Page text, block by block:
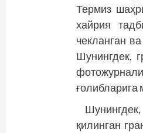
Термиз
хайрия
чекланган
Шунингдек,
ғолибларига
қилинган